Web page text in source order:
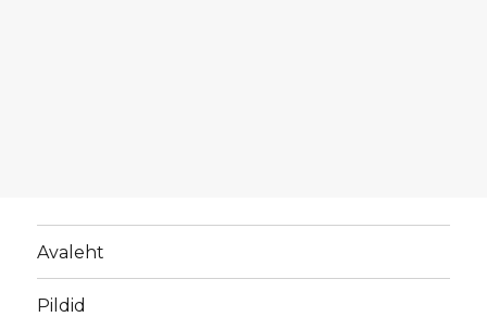
Avaleht
Pildid